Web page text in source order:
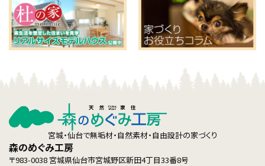
宮城・仙台で無垢材・自然素材・自由設計の家づくり
森のめぐみ工房
〒983-0038 宮城県仙台市宮城野区新田4丁目33番8号